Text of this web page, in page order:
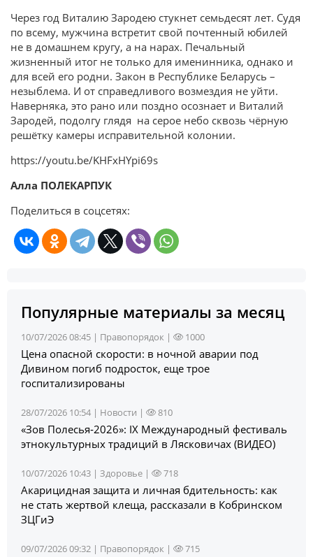
Через год Виталию Зародею стукнет семьдесят лет. Судя
по всему, мужчина встретит свой почтенный юбилей
не в домашнем кругу, а на нарах. Печальный
жизненный итог не только для именинника, однако и
для всей его родни. Закон в Республике Беларусь –
незыблема. И от справедливого возмездия не уйти.
Наверняка, это рано или поздно осознает и Виталий
Зародей, подолгу глядя на серое небо сквозь чёрную
решётку камеры исправительной колонии.
https://youtu.be/KHFxHYpi69s
Алла ПОЛЕКАРПУК
Поделиться в соцсетях:
Популярные материалы за месяц
10/07/2026 08:45 | Правопорядок | 1000
Цена опасной скорости: в ночной аварии под
Дивином погиб подросток, еще трое
госпитализированы
28/07/2026 10:54 | Новости | 810
«Зов Полесья‑2026»: IX Международный фестиваль
этнокультурных традиций в Лясковичах (ВИДЕО)
10/07/2026 10:43 | Здоровье | 718
Акарицидная защита и личная бдительность: как
не стать жертвой клеща, рассказали в Кобринском
ЗЦГиЭ
09/07/2026 09:32 | Правопорядок | 715